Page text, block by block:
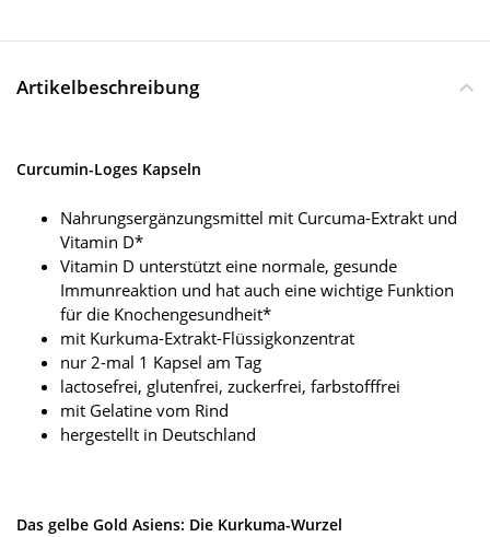
Artikelbeschreibung
Curcumin-Loges Kapseln
Nahrungsergänzungsmittel mit Curcuma-Extrakt und
Vitamin D*
Vitamin D unterstützt eine normale, gesunde
Immunreaktion und hat auch eine wichtige Funktion
für die Knochengesundheit*
mit Kurkuma-Extrakt-Flüssigkonzentrat
nur 2-mal 1 Kapsel am Tag
lactosefrei, glutenfrei, zuckerfrei, farbstofffrei
mit Gelatine vom Rind
hergestellt in Deutschland
Das gelbe Gold Asiens: Die Kurkuma-Wurzel